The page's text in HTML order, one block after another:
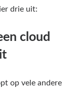
drie uit:
cloud
op vele andere